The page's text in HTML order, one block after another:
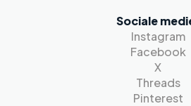
Sociale
Instagram
Facebook
X
Threads
Pinterest